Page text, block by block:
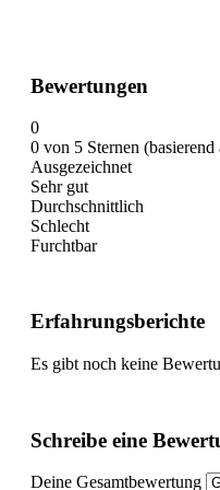
Bewertungen
0
0 von 5 Sternen
Ausgezeichnet
Sehr gut
Durchschnittlich
Schlecht
Furchtbar
Erfahrungsberichte
Es gibt noch keine
Schreibe eine
Deine Gesamtbewertung